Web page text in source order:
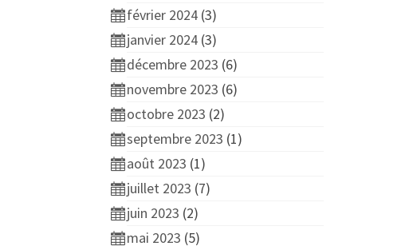
février 2024(3)
janvier 2024(3)
décembre 2023 (6)
novembre 2023 (6)
octobre 2023 (2)
septembre 2023 (1)
août 2023 (1)
juillet 2023 (7)
juin 2023 (2)
mai 2023 (5)